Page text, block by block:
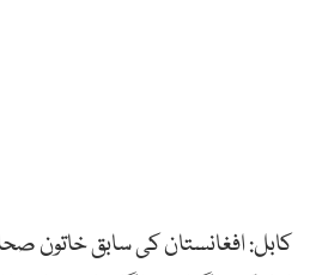
کابل: افغانستان کی سابق خاتون